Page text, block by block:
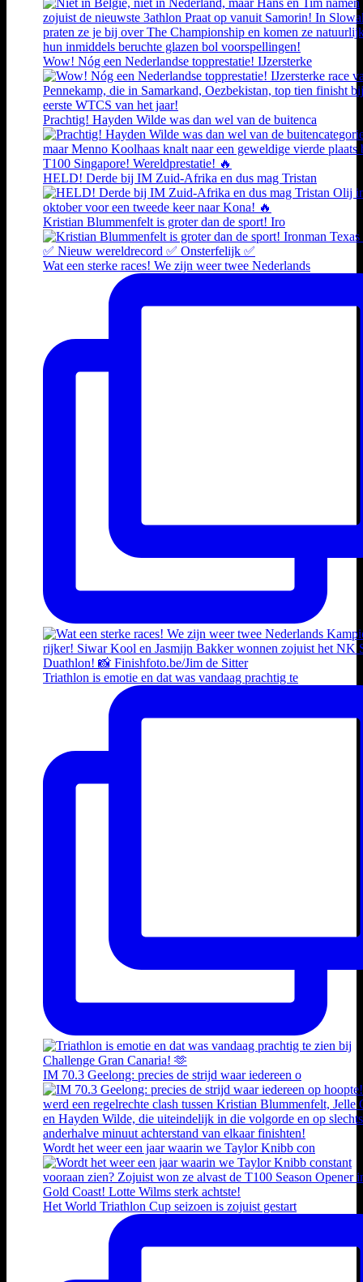
Wow! Nóg een Nederlandse topprestatie! IJzersterke
Prachtig! Hayden Wilde was dan wel van de buitenca
HELD! Derde bij IM Zuid-Afrika en dus mag Tristan
Kristian Blummenfelt is groter dan de sport! Iro
Wat een sterke races! We zijn weer twee Nederlands
Triathlon is emotie en dat was vandaag prachtig te
IM 70.3 Geelong: precies de strijd waar iedereen o
Wordt het weer een jaar waarin we Taylor Knibb con
Het World Triathlon Cup seizoen is zojuist gestart